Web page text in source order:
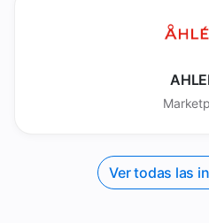
Ver todas las